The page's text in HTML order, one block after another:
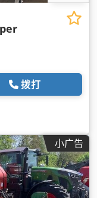
拨打
小广告